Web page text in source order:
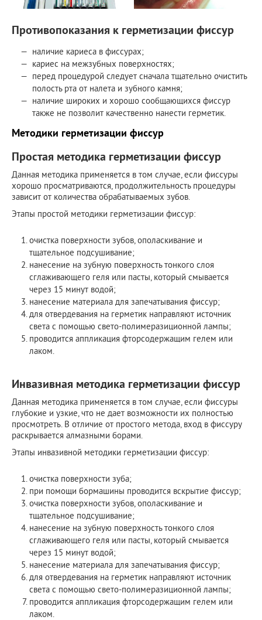
Противопоказания к герметизации фиссур
наличие кариеса в фиссурах;
кариес на межзубных поверхностях;
перед процедурой следует сначала тщательно очистить
полость рта от налета и зубного камня;
наличие широких и хорошо сообщающихся фиссур
также не позволит качественно нанести герметик.
Методики герметизации фиссур
Простая методика герметизации фиссур
Данная методика применяется в том случае, если фиссуры
хорошо просматриваются, продолжительность процедуры
зависит от количества обрабатываемых зубов.
Этапы простой методики герметизации фиссур:
очистка поверхности зубов, ополаскивание и
тщательное подсушивание;
нанесение на зубную поверхность тонкого слоя
сглаживающего геля или пасты, который смывается
через 15 минут водой;
нанесение материала для запечатывания фиссур;
для отвердевания на герметик направляют источник
света с помощью свето-полимеразиционной лампы;
проводится аппликация фторсодержащим гелем или
лаком.
Инвазивная методика герметизации фиссур
Данная методика применяется в том случае, если фиссуры
глубокие и узкие, что не дает возможности их полностью
просмотреть. В отличие от простого метода, вход в фиссуру
раскрывается алмазными борами.
Этапы инвазивной методики герметизации фиссур:
очистка поверхности зуба;
при помощи бормашины проводится вскрытие фиссур;
очистка поверхности зубов, ополаскивание и
тщательное подсушивание;
нанесение на зубную поверхность тонкого слоя
сглаживающего геля или пасты, который смывается
через 15 минут водой;
нанесение материала для запечатывания фиссур;
для отвердевания на герметик направляют источник
света с помощью свето-полимеразиционной лампы;
проводится аппликация фторсодержащим гелем или
лаком.